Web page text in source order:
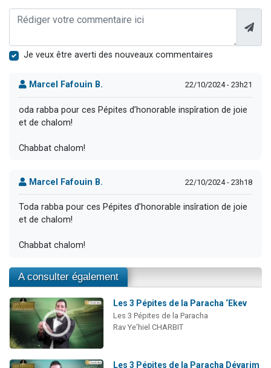
Je veux être averti des nouveaux commentaires
Marcel Fafouin B. 22/10/2024 - 23h21
oda rabba pour ces Pépites d’honorable inspîration de joie
et de chalom!
Chabbat chalom!
Marcel Fafouin B. 22/10/2024 - 23h18
Toda rabba pour ces Pépites d’honorable insîration de joie
et de chalom!
Chabbat chalom!
A consulter également
Les 3 Pépites de la Paracha ‘Ekev
Les 3 Pépites de la Paracha
Rav Ye'hiel CHARBIT
Les 3 Pépites de la Paracha Dévarim